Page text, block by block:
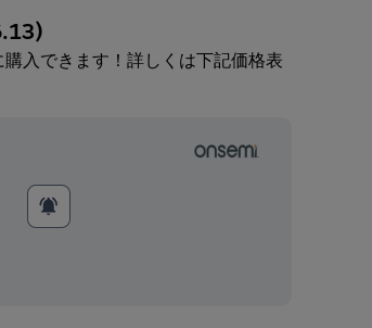
)
入できます！詳しくは下記価格表